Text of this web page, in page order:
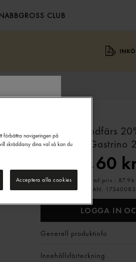
CLUB
Blandfärs
Gastrino
879,60
Jmf.pris :
EAN:
LOGGA IN
Generell produktinfo
Innehållsförteckning
förbättra navigeringen på
skräddarsy dina val så kan du
Acceptera alla cookies